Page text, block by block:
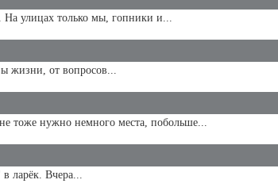
На улицах только мы, гопники и...
жизни, от вопросов...
тоже нужно немного места, побольше...
ларёк. Вчера...